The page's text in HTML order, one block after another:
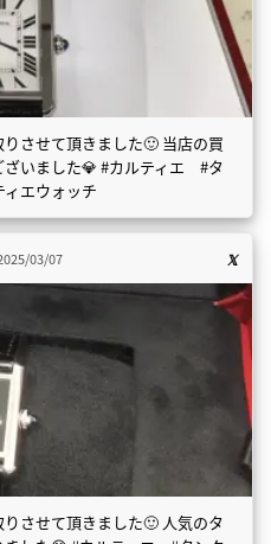
させて頂きました🙂 当店の買
いました💎 #カルティエ #タ
エウォッチ
03/07
させて頂きました🙂 人気のタ